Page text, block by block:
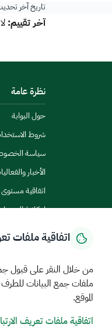
تاريخ آخر
آخر تقييم:
نظرة عامة
حول البوابة
شروط
سياسة
الأخبار
اتفاقية
إمكانية الوصول
MEWA©جميع الحقوق محفوظة 2026
اتفاقية ملفات
من خلال النقر على قبول
ملفات جمع البيانات
الموقع.
اتفاقية ملفات تعريف